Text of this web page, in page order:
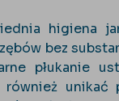
higiena
bez
płukanie
unikać